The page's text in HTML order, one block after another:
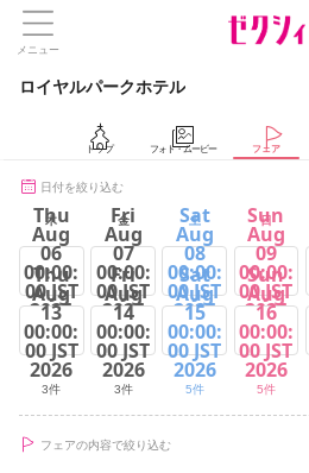
メニュー
ロイヤルパークホテル
トップ フォト・ムービー フェア
日付を絞り込む
木 金 土 日
Thu
Aug
06
00:00:
00 JST
2026
3件
Fri
Aug
07
00:00:
00 JST
2026
3件
Sat
Aug
08
00:00:
00 JST
2026
5件
Sun
Aug
09
00:00:
00 JST
2026
5件
Thu
Aug
13
00:00:
00 JST
2026
3件
Fri
Aug
14
00:00:
00 JST
2026
3件
Sat
Aug
15
00:00:
00 JST
2026
5件
Sun
Aug
16
00:00:
00 JST
2026
5件
フェアの内容で絞り込む